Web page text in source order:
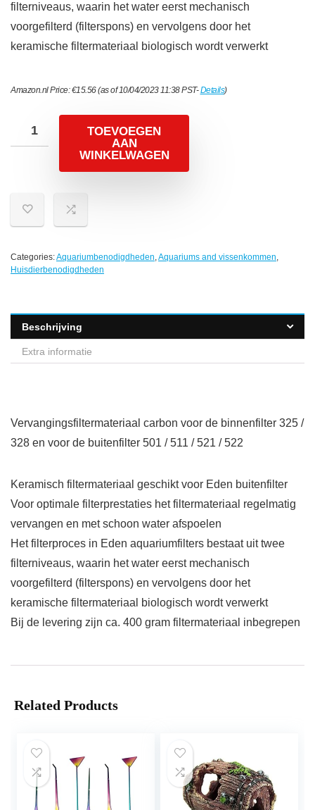
filterniveaus, waarin het water eerst mechanisch
voorgefilterd (filterspons) en vervolgens door het
keramische filtermateriaal biologisch wordt verwerkt
Amazon.nl Price:€15.56(as of 10/04/2023 11:38 PST-Details)
TOEVOEGEN
AAN
WINKELWAGEN
Categories:Aquariumbenodigdheden,Aquariums and vissenkommen,
Huisdierbenodigdheden
Beschrijving
Extra informatie
Vervangingsfiltermateriaal carbon voor de binnenfilter 325 /
328 en voor de buitenfilter 501 / 511 / 521 / 522
Keramisch filtermateriaal geschikt voor Eden buitenfilter
Voor optimale filterprestaties het filtermateriaal regelmatig
vervangen en met schoon water afspoelen
Het filterproces in Eden aquariumfilters bestaat uit twee
filterniveaus, waarin het water eerst mechanisch
voorgefilterd (filterspons) en vervolgens door het
keramische filtermateriaal biologisch wordt verwerkt
Bij de levering zijn ca. 400 gram filtermateriaal inbegrepen
Related Products